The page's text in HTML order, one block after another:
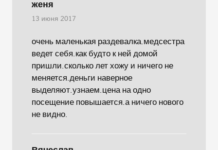
женя
13 июня 2017
очень маленькая раздевалка.медсестра
ведет себя.как будто к ней домой
пришли.сколько лет хожу и ничего не
меняется.деньги наверное
выделяют.узнаем.цена на одно
посещение повышается.а ничего нового
не видно.